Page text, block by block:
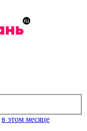
в этом месяце